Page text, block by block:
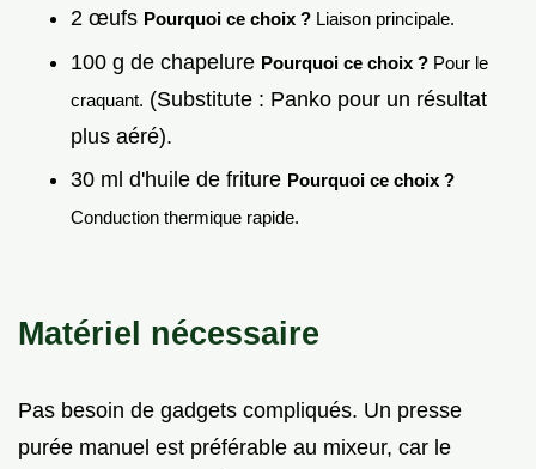
2 œufs Pourquoi ce choix ? Liaison principale.
100 g de chapelure Pourquoi ce choix ? Pour le
craquant. (Substitute : Panko pour un résultat
plus aéré).
30 ml d'huile de friture Pourquoi ce choix ?
Conduction thermique rapide.
Matériel nécessaire
Pas besoin de gadgets compliqués. Un presse
purée manuel est préférable au mixeur, car le